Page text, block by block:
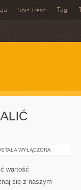
Spis Treści Tagi
WYŁĄCZONA
wartość
się z naszym